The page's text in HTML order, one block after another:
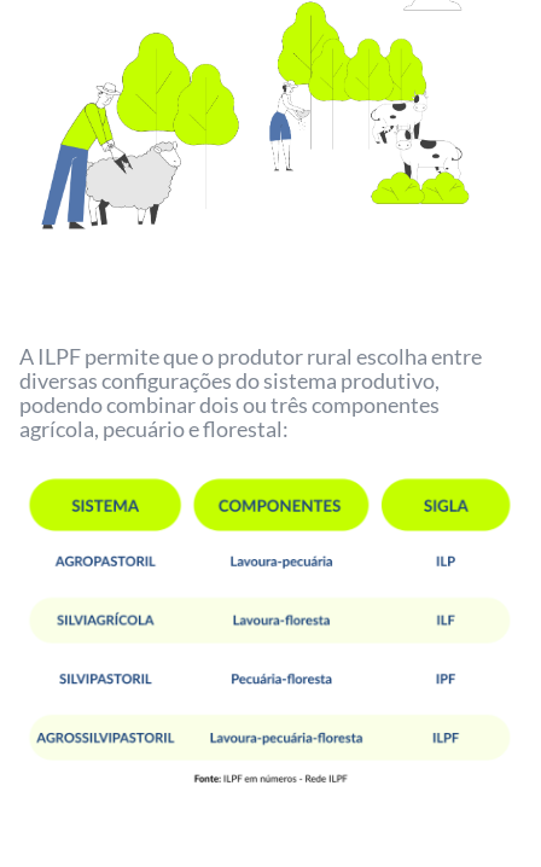
A ILPF permite que o produtor rural escolha entre
diversas configurações do sistema produtivo,
podendo combinar dois ou três componentes
agrícola, pecuário e florestal: